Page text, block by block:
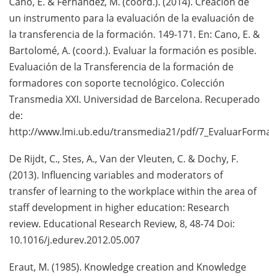
un instrumento para la evaluación de la evaluación de
la transferencia de la formación. 149-171. En: Cano, E. &
Bartolomé, A. (coord.). Evaluar la formación es posible.
Evaluación de la Transferencia de la formación de
formadores con soporte tecnológico. Colección
Transmedia XXI. Universidad de Barcelona. Recuperado
de:
http://www.lmi.ub.edu/transmedia21/pdf/
De Rijdt, C., Stes, A., Van der Vleuten, C. & Dochy, F.
(2013). Influencing variables and moderators of
transfer of learning to the workplace within the area of
staff development in higher education: Research
review. Educational Research Review, 8, 48-74 Doi:
10.1016/j.edurev.2012.05.007
Eraut, M. (1985). Knowledge creation and Knowledge